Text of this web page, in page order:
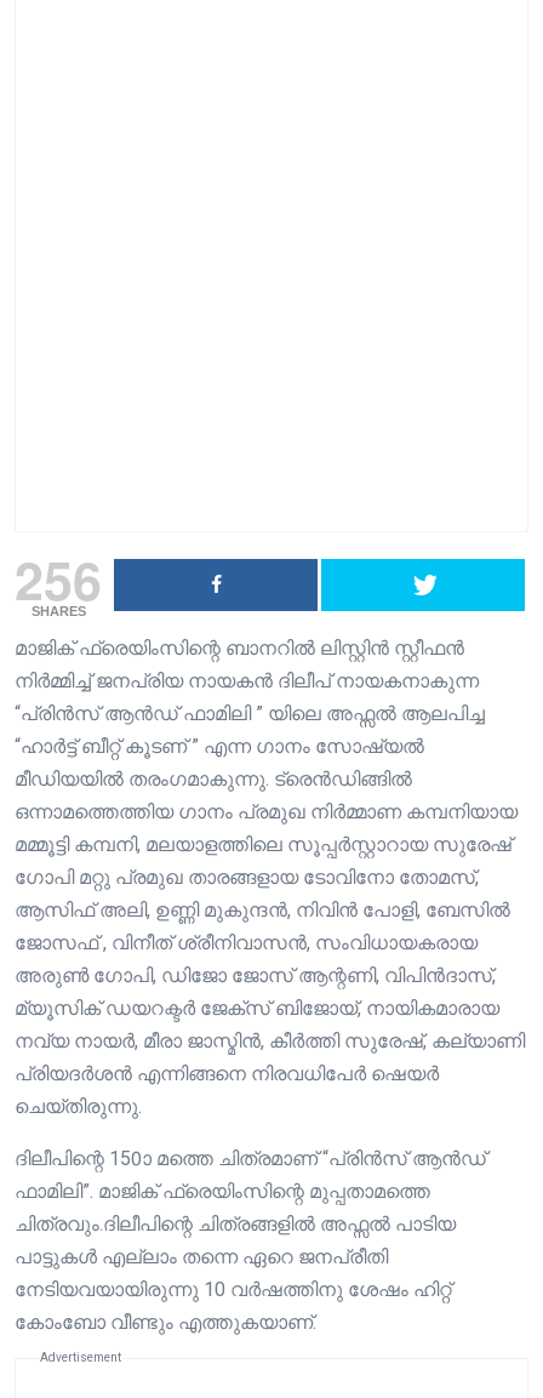
256
SHARES
മാജിക് ഫ്രെയിംസിന്റെ ബാനറിൽ ലിസ്റ്റിൻ സ്റ്റീഫൻ
നിർമ്മിച്ച് ജനപ്രിയ നായകൻ ദിലീപ് നായകനാകുന്ന
“പ്രിൻസ് ആൻഡ് ഫാമിലി ” യിലെ അഫ്സൽ ആലപിച്ച
“ഹാർട്ട് ബീറ്റ് കൂടണ് ” എന്ന ഗാനം സോഷ്യൽ
മീഡിയയിൽ തരംഗമാകുന്നു. ട്രെൻഡിങ്ങിൽ
ഒന്നാമത്തെത്തിയ ഗാനം പ്രമുഖ നിർമ്മാണ കമ്പനിയായ
മമ്മൂട്ടി കമ്പനി, മലയാളത്തിലെ സൂപ്പർസ്റ്റാറായ സുരേഷ്
ഗോപി മറ്റു പ്രമുഖ താരങ്ങളായ ടോവിനോ തോമസ്,
ആസിഫ് അലി, ഉണ്ണി മുകുന്ദൻ, നിവിൻ പോളി, ബേസിൽ
ജോസഫ് , വിനീത് ശ്രീനിവാസൻ, സംവിധായകരായ
അരുൺ ഗോപി, ഡിജോ ജോസ് ആന്റണി, വിപിൻദാസ്,
മ്യൂസിക് ഡയറക്ടർ ജേക്സ് ബിജോയ്, നായികമാരായ
നവ്യ നായർ, മീരാ ജാസ്മിൻ, കീർത്തി സുരേഷ്, കല്യാണി
പ്രിയദർശൻ എന്നിങ്ങനെ നിരവധിപേർ ഷെയർ
ചെയ്തിരുന്നു.
ദിലീപിന്റെ 150ാ മത്തെ ചിത്രമാണ് “പ്രിൻസ് ആൻഡ്
ഫാമിലി”. മാജിക് ഫ്രെയിംസിന്റെ മുപ്പതാമത്തെ
ചിത്രവും.ദിലീപിന്റെ ചിത്രങ്ങളിൽ അഫ്സൽ പാടിയ
പാട്ടുകൾ എല്ലാം തന്നെ ഏറെ ജനപ്രീതി
നേടിയവയായിരുന്നു 10 വർഷത്തിനു ശേഷം ഹിറ്റ്
കോംബോ വീണ്ടും എത്തുകയാണ്.
Advertisement